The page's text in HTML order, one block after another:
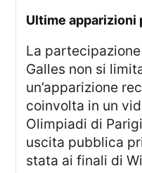
Ultime
La partecipazione della Principessa di
Galles non si
un’apparizione
coinvolta in un
Olimpiadi di
uscita pubblica
stata ai finali di